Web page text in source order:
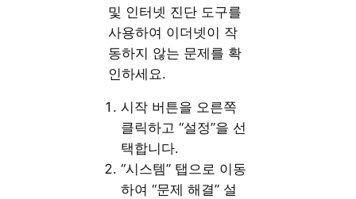
및 인터넷 진단 도구를
사용하여 이더넷이 작
동하지 않는 문제를 확
인하세요.
시작 버튼을 오른쪽
클릭하고 “설정”을 선
택합니다.
“시스템” 탭으로 이동
하여 “문제 해결” 설